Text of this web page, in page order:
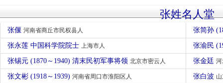
张姓名人堂
张偃 河南省商丘市民权县人 张简孙
张永莲 中国科学院院士 上海市人 张渝民
张锡元 (1870～1940) 清末民初军事将领 北京市密云人 张金廷
张文彬 (1918～1939) 河南省周口市淮阳区人 张白波